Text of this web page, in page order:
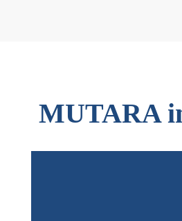
MUTARA